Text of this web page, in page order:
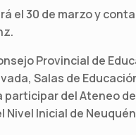
el 30 de marzo y
Provincial de
Salas de
del Ateneo
Inicial de